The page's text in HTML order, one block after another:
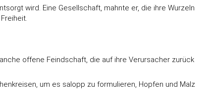
wird. Eine Gesellschaft, mahnte er, die ihre Wurzeln
offene Feindschaft, die auf ihre Verursacher zurück
um es salopp zu formulieren, Hopfen und Malz